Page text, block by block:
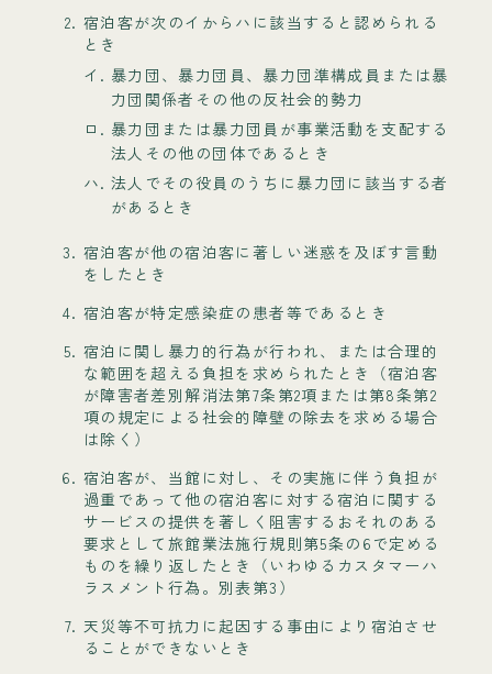
宿泊客が次のイからハに該当すると認められる
とき
イ. 暴力団、暴力団員、暴力団準構成員または暴
力団関係者その他の反社会的勢力
ロ. 暴力団または暴力団員が事業活動を支配する
法人その他の団体であるとき
ハ. 法人でその役員のうちに暴力団に該当する者
があるとき
宿泊客が他の宿泊客に著しい迷惑を及ぼす言動
をしたとき
宿泊客が特定感染症の患者等であるとき
宿泊に関し暴力的行為が行われ、または合理的
な範囲を超える負担を求められたとき（宿泊客
が障害者差別解消法第7条第2項または第8条第2
項の規定による社会的障壁の除去を求める場合
は除く）
宿泊客が、当館に対し、その実施に伴う負担が
過重であって他の宿泊客に対する宿泊に関する
サービスの提供を著しく阻害するおそれのある
要求として旅館業法施行規則第5条の6で定める
ものを繰り返したとき（いわゆるカスタマーハ
ラスメント行為。別表第3）
天災等不可抗力に起因する事由により宿泊させ
ることができないとき